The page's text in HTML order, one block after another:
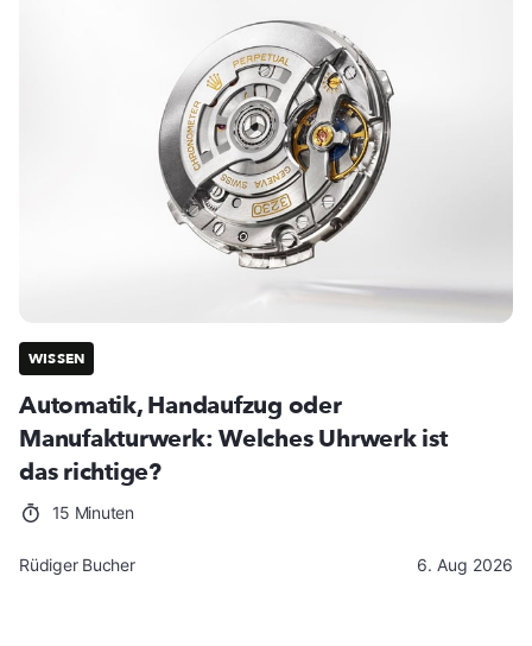
WISSEN
Automatik, Handaufzug oder
Manufakturwerk: Welches Uhrwerk ist
das richtige?
15 Minuten
Rüdiger Bucher 6. Aug 2026